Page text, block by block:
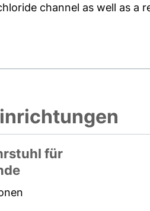
channel as well as a
für